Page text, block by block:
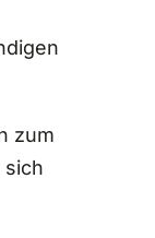
zum
sich